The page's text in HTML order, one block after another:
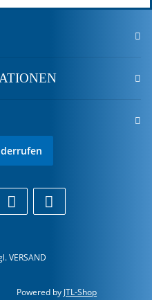
VERSAND
Powered by JTL-Shop